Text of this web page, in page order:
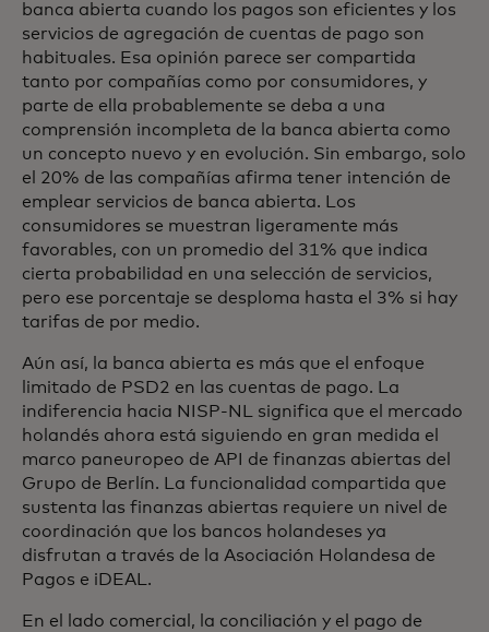
banca abierta cuando los pagos son eficientes y los
servicios de agregación de cuentas de pago son
habituales. Esa opinión parece ser compartida
tanto por compañías como por consumidores, y
parte de ella probablemente se deba a una
comprensión incompleta de la banca abierta como
un concepto nuevo y en evolución. Sin embargo, solo
el 20% de las compañías afirma tener intención de
emplear servicios de banca abierta. Los
consumidores se muestran ligeramente más
favorables, con un promedio del 31% que indica
cierta probabilidad en una selección de servicios,
pero ese porcentaje se desploma hasta el 3% si hay
tarifas de por medio.
Aún así, la banca abierta es más que el enfoque
limitado de PSD2 en las cuentas de pago. La
indiferencia hacia NISP-NL significa que el mercado
holandés ahora está siguiendo en gran medida el
marco paneuropeo de API de finanzas abiertas del
Grupo de Berlín. La funcionalidad compartida que
sustenta las finanzas abiertas requiere un nivel de
coordinación que los bancos holandeses ya
disfrutan a través de la Asociación Holandesa de
Pagos e iDEAL.
En el lado comercial, la conciliación y el pago de